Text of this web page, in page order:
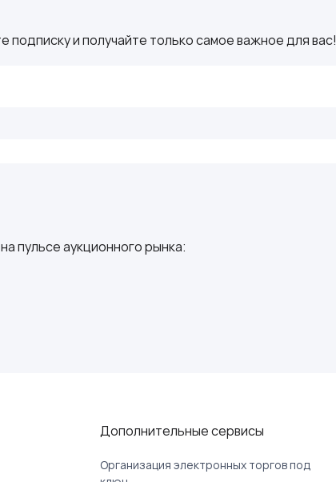
и получайте только самое важное для вас!
пульсе аукционного рынка:
Дополнительные сервисы
Организация электронных торгов под